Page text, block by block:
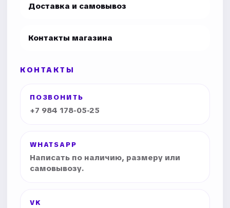
Доставка и самовывоз
Контакты магазина
КОНТАКТЫ
ПОЗВОНИТЬ
+7 984 178-05-25
WHATSAPP
Написать по наличию, размеру или
самовывозу.
VK